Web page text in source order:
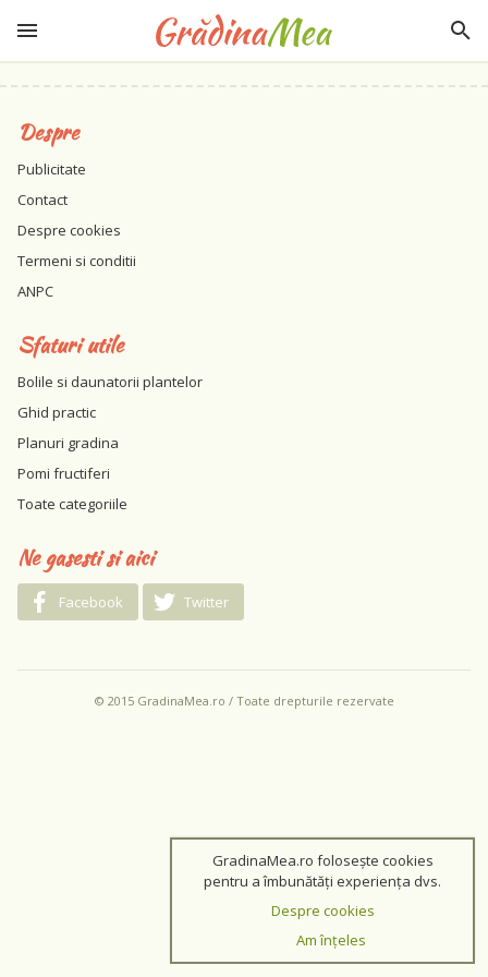
Despre
Publicitate
Contact
Despre cookies
Termeni si conditii
ANPC
Sfaturi utile
Bolile si daunatorii plantelor
Ghid practic
Planuri gradina
Pomi fructiferi
Toate categoriile
Ne gasesti si aici
Facebook Twitter
© 2015 GradinaMea.ro / Toate drepturile rezervate
GradinaMea.ro folosește cookies
pentru a îmbunătăți experiența dvs.
Despre cookies
Am înțeles